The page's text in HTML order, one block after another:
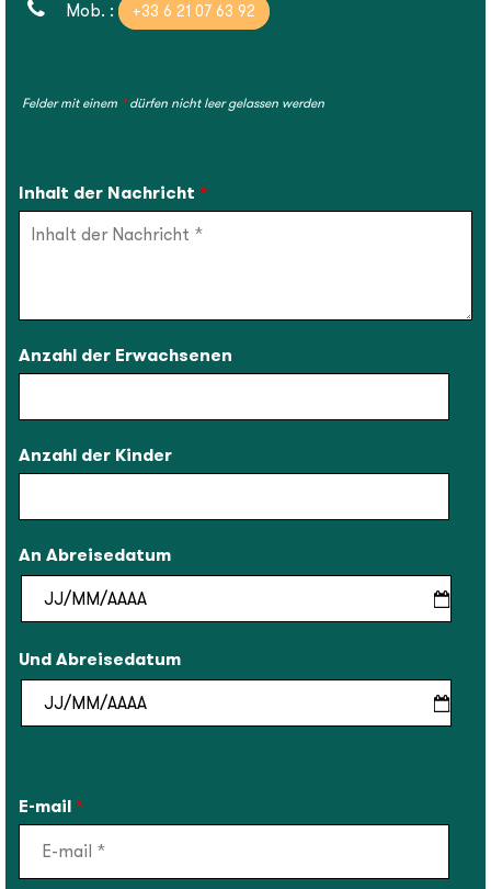
Mob. : +33 6 21 07 63 92
Felder mit einem *dürfen nicht leer gelassen werden
Inhalt der Nachricht *
Anzahl der Erwachsenen
Anzahl der Kinder
An Abreisedatum
Und Abreisedatum
E-mail*